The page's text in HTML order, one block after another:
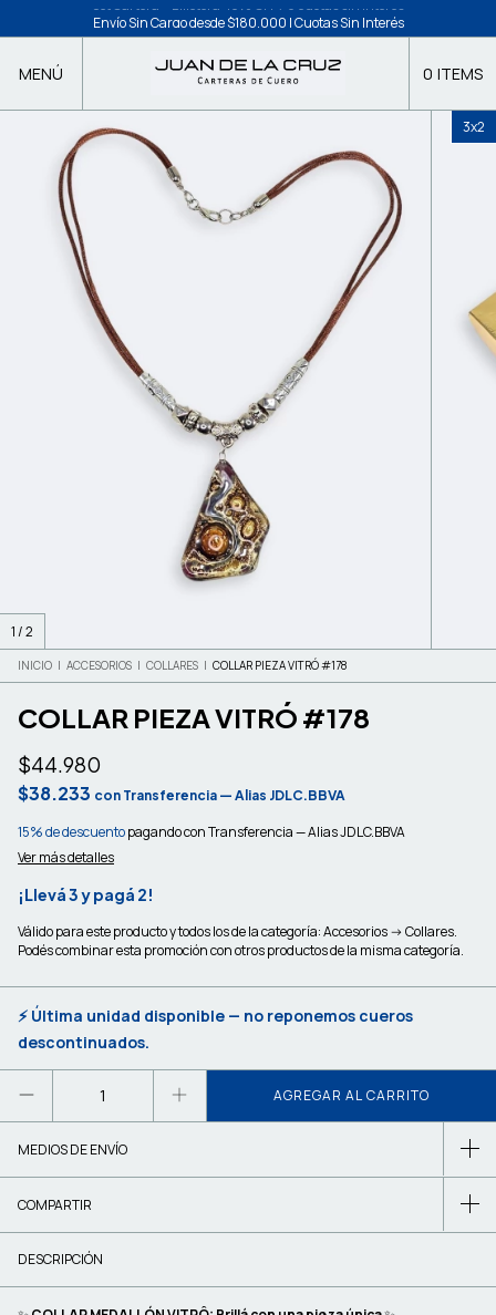
Envío Sin Cargo desde $180.000 | Cuotas Sin Interés
MENÚ 0 ITEMS
3x2
1/2
INICIO | ACCESORIOS | COLLARES | COLLAR PIEZA VITRÓ #178
COLLAR PIEZA VITRÓ #178
$44.980
$38.233 con Transferencia — Alias JDLC.BBVA
15% de descuentopagando con Transferencia — Alias JDLC.BBVA
Ver más detalles
¡Llevá 3 y pagá 2!
Válido para este producto y todos los de la categoría: Accesorios -> Collares.
Podés combinar esta promoción con otros productos de la misma categoría.
⚡ Última unidad disponible — no reponemos cueros
descontinuados.
MEDIOS DE ENVÍO
COMPARTIR
DESCRIPCIÓN